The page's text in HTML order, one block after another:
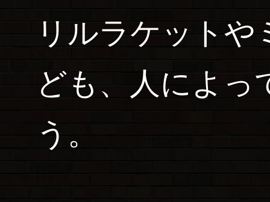
リルラケット
ども、人によっ
う。